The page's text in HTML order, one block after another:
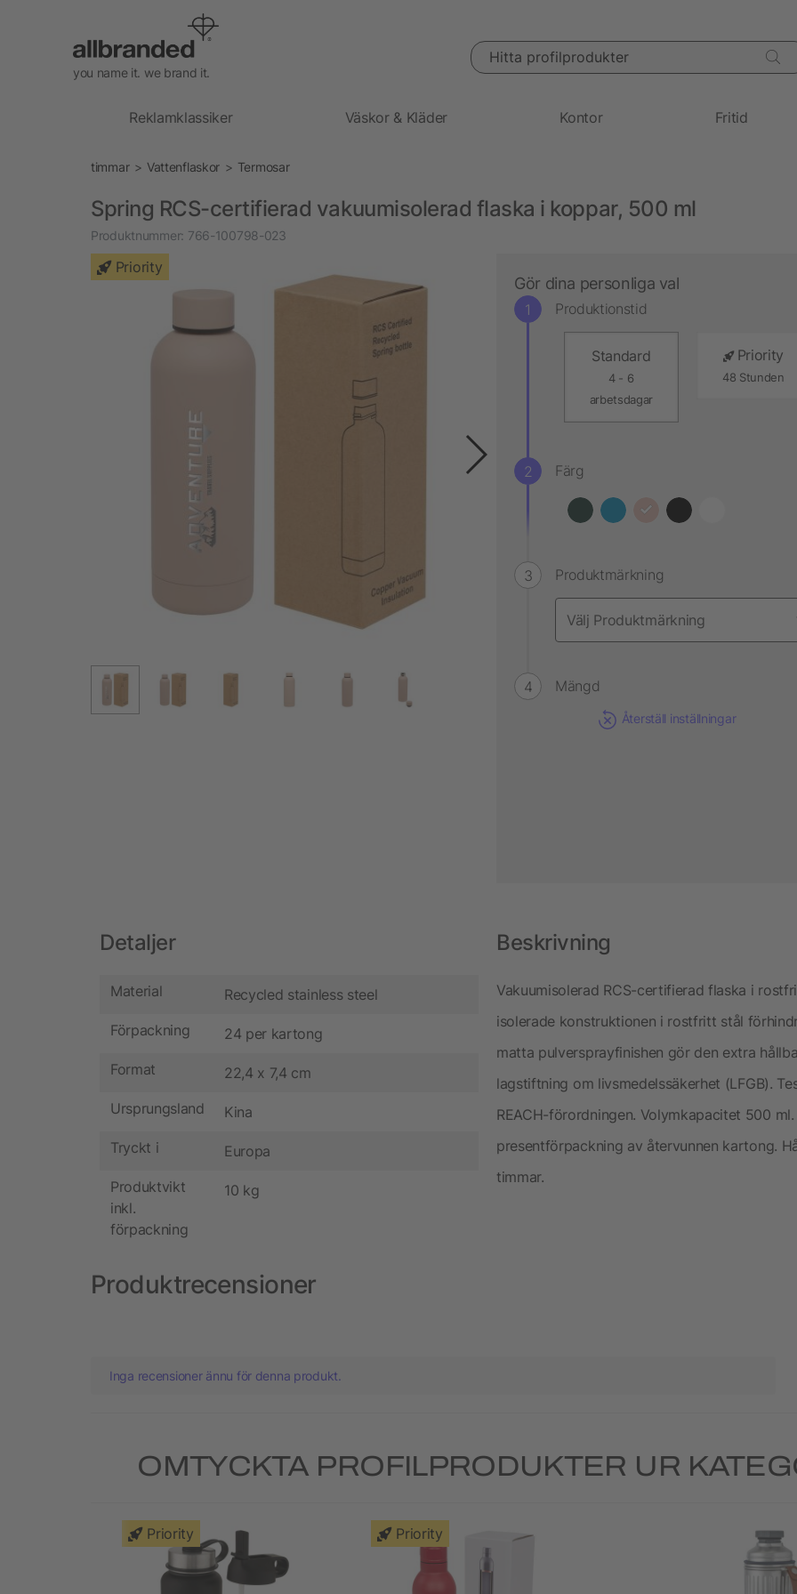
you name it. we brand it.
Hitta profilprodukter
Reklamklassiker Väskor & Kläder Kontor Fritid
timmar Vattenflaskor Termosar
Spring RCS-certifierad vakuumisolerad flaska i koppar, 500 ml
Produktnummer: 766-100798-023
Priority
Gör dina personliga val
Produktionstid
Standard
4 - 6
arbetsdagar
Priority
48 Stunden
Färg
Produktmärkning
Mängd
Återställ inställningar
Detaljer
Material Recycled stainless steel
Förpackning 24 per kartong
Format 22,4 x 7,4 cm
Ursprungsland Kina
Tryckt i Europa
Produktvikt
inkl.
förpackning
10 kg
Beskrivning
Vakuumisolerad RCS-certifierad flaska i
isolerade konstruktionen i rostfritt stål
matta pulversprayfinishen gör den extra
lagstiftning om livsmedelssäkerhet (LFGB).
REACH-förordningen. Volymkapacitet 500
presentförpackning av återvunnen kartong.
timmar.
Produktrecensioner
Inga recensioner ännu för denna produkt.
OMTYCKTA PROFILPRODUKTER UR
Priority Priority